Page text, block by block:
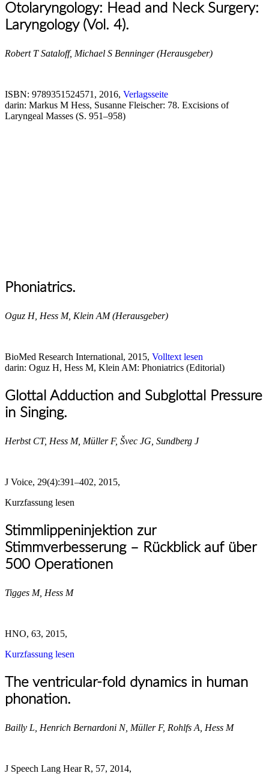
Otolaryngology: Head and Neck Surgery:
Laryngology (Vol. 4).
Robert T Sataloff, Michael S Benninger (Herausgeber)
ISBN: 9789351524571, 2016, Verlagsseite
darin: Markus M Hess, Susanne Fleischer: 78. Excisions of
Laryngeal Masses (S. 951–958)
Phoniatrics.
Oguz H, Hess M, Klein AM (Herausgeber)
BioMed Research International, 2015, Volltext lesen
darin: Oguz H, Hess M, Klein AM: Phoniatrics (Editorial)
Glottal Adduction and Subglottal Pressure
in Singing.
Herbst CT, Hess M, Müller F, Švec JG, Sundberg J
J Voice, 29(4):391–402, 2015,
Kurzfassung lesen
Stimmlippeninjektion zur
Stimmverbesserung – Rückblick auf über
500 Operationen
Tigges M, Hess M
HNO, 63, 2015,
Kurzfassung lesen
The ventricular-fold dynamics in human
phonation.
Bailly L, Henrich Bernardoni N, Müller F, Rohlfs A, Hess M
J Speech Lang Hear R, 57, 2014,